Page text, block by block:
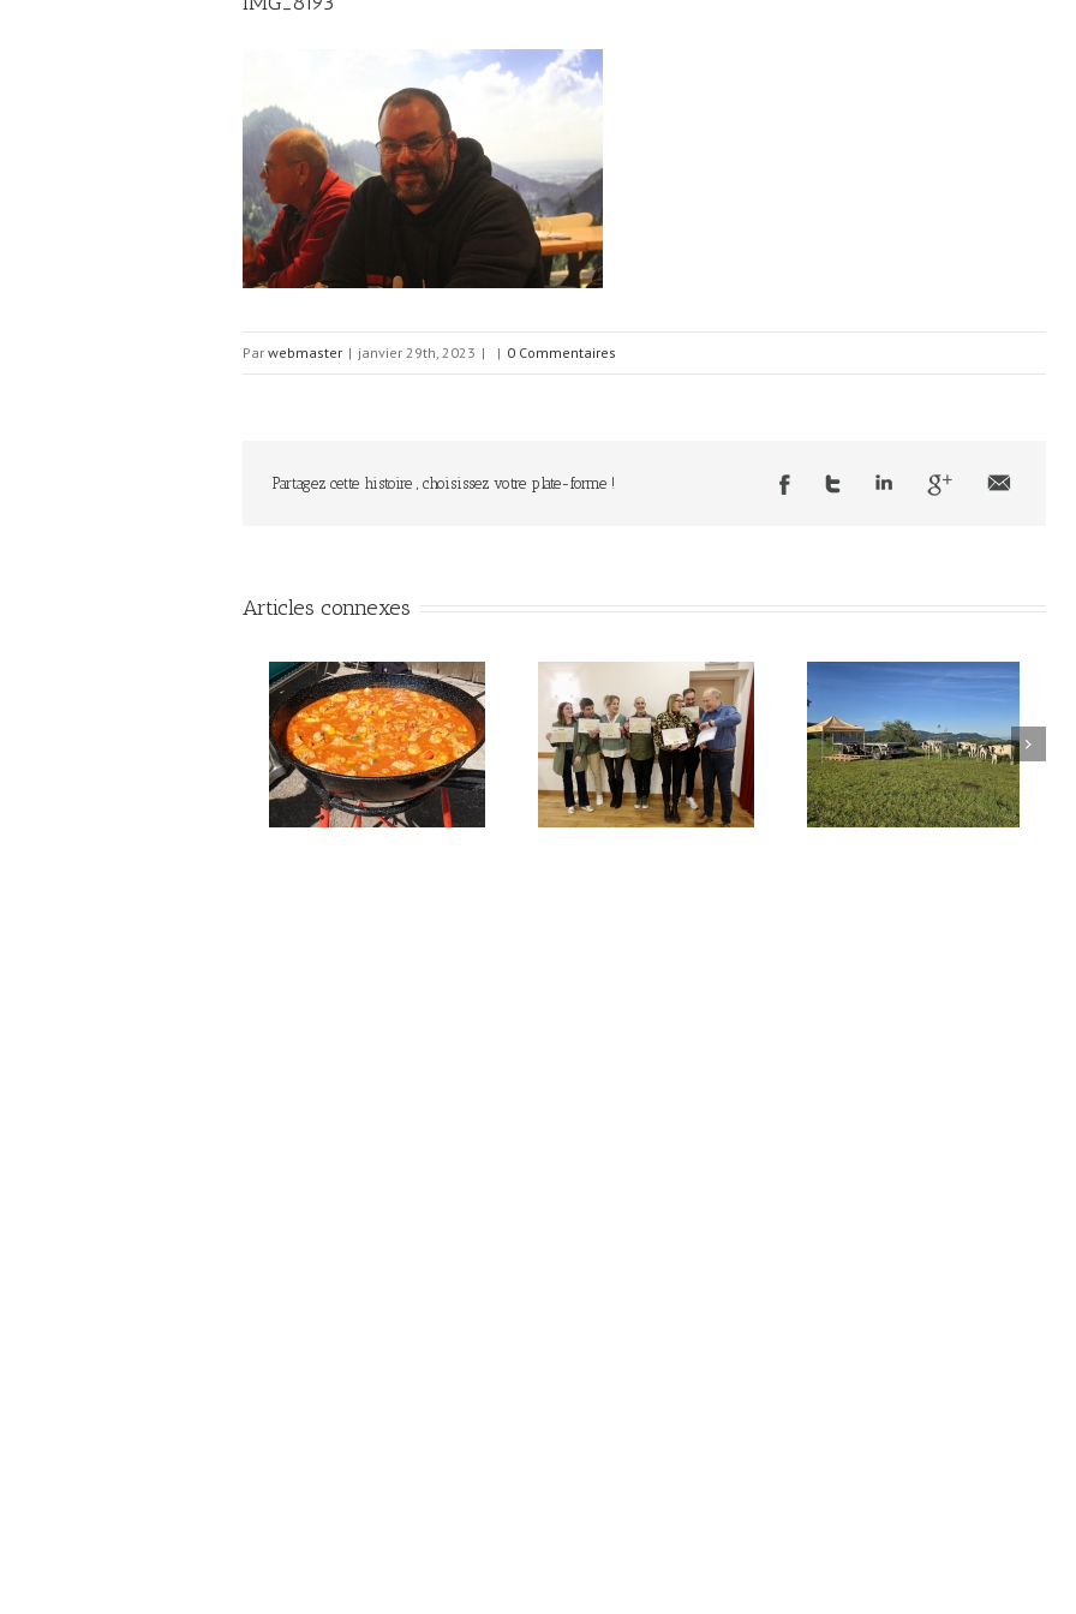
Par webmaster | janvier 29th, 2023 | | 0 Commentaires
Partagez cette histoire , choisissez votre plate-forme !
Articles connexes